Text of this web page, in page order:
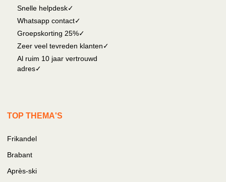
Snelle helpdesk✓
Whatsapp contact✓
Groepskorting 25%✓
Zeer veel tevreden klanten✓
Al ruim 10 jaar vertrouwd
adres✓
TOP THEMA'S
Frikandel
Brabant
Après-ski